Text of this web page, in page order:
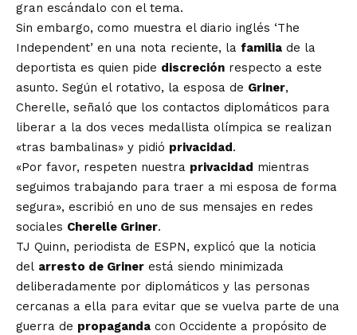
gran escándalo con el tema.
Sin embargo, como muestra el diario inglés ‘The
Independent’ en una nota reciente, la familia de la
deportista es quien pide discreción respecto a este
asunto. Según el rotativo, la esposa de Griner,
Cherelle, señaló que los contactos diplomáticos para
liberar a la dos veces medallista olímpica se realizan
«tras bambalinas» y pidió privacidad.
«Por favor, respeten nuestra privacidad mientras
seguimos trabajando para traer a mi esposa de forma
segura», escribió en uno de sus mensajes en redes
sociales Cherelle Griner.
TJ Quinn, periodista de ESPN, explicó que la noticia
del arresto de Griner está siendo minimizada
deliberadamente por diplomáticos y las personas
cercanas a ella para evitar que se vuelva parte de una
guerra de propaganda con Occidente a propósito de